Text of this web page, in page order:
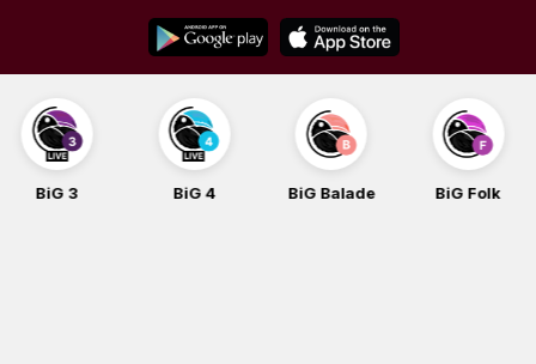
content
BiG 4 BiG Balade BiG Folk BiG iG